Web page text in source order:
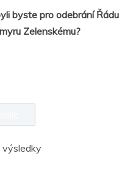
byste pro odebrání Řádu
Zelenskému?